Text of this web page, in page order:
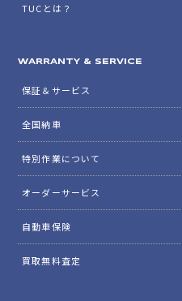
TUCとは？
WARRANTY & SERVICE
保証＆サービス
全国納車
特別作業について
オーダーサービス
自動車保険
買取無料査定